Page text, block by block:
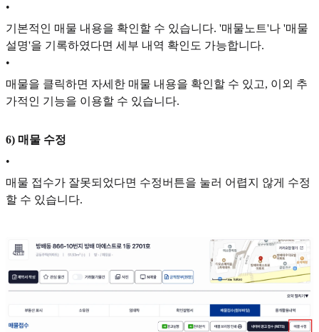
•
기본적인 매물 내용을 확인할 수 있습니다. '매물노트'나 '매물
설명'을 기록하였다면 세부 내역 확인도 가능합니다.
•
매물을 클릭하면 자세한 매물 내용을 확인할 수 있고, 이외 추
가적인 기능을 이용할 수 있습니다.
6) 매물 수정
•
매물 접수가 잘못되었다면 수정버튼을 눌러 어렵지 않게 수정
할 수 있습니다.